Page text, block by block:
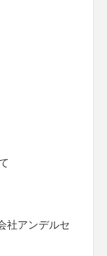
社アンデルセ